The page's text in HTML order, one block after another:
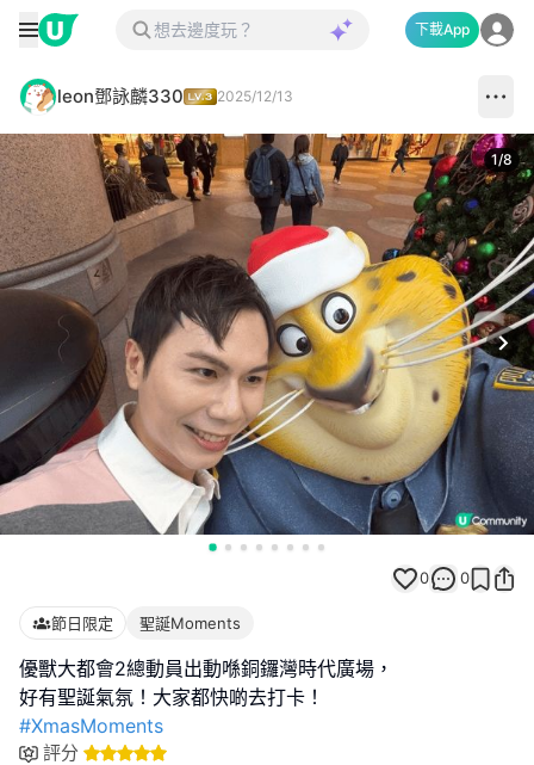
下載App
leon鄧詠麟330 2025/12/13
1/8
0 0
節日限定 聖誕Moments
優獸大都會2總動員出動喺銅鑼灣時代廣場，
#XmasMoments
評分